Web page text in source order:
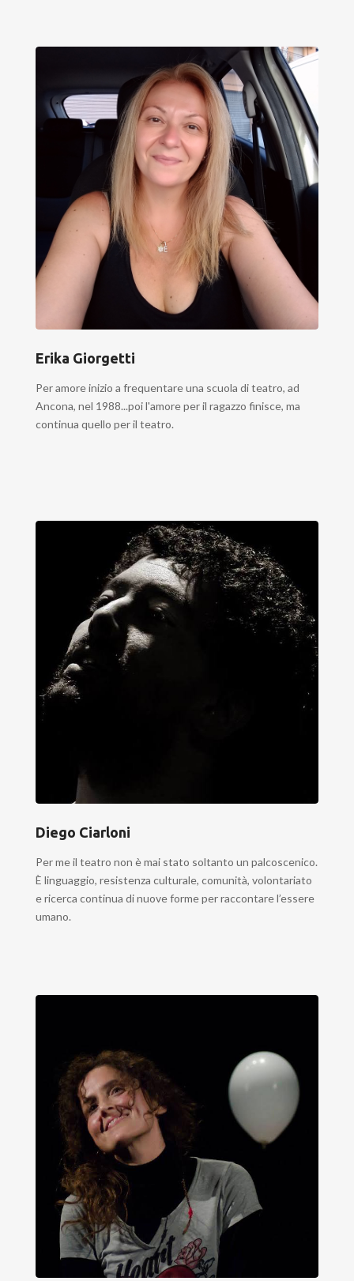
Erika Giorgetti
Per amore inizio a frequentare una scuola di teatro, ad
Ancona, nel 1988...poi l'amore per il ragazzo finisce, ma
continua quello per il teatro.
Diego Ciarloni
Per me il teatro non è mai stato soltanto un palcoscenico.
È linguaggio, resistenza culturale, comunità, volontariato
e ricerca continua di nuove forme per raccontare l’essere
umano.